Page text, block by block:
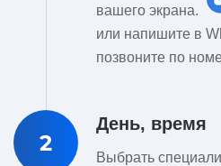
вашего экрана.
или напишите в
позвоните по
2
День, время
Выбрать